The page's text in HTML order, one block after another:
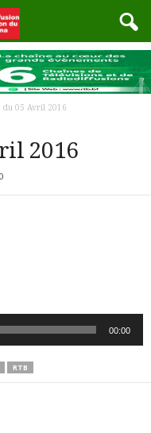
du 05 Avril 2016
2016
0
00:00
RTB